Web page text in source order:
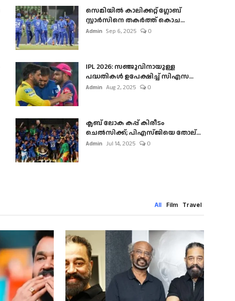
സെമിയിൽ കാലിക്കറ്റ് ഗ്ലോബ്
സ്റ്റാർസിനെ തകർത്ത് കൊച...
Admin Sep 6, 2025 0
IPL 2026: സഞ്ജുവിനായുള്ള
പദ്ധതികൾ ഉപേക്ഷിച്ച് സിഎസ...
Admin Aug 2, 2025 0
ക്ലബ് ലോക കപ്പ് കിരീടം
ചെല്‍സിക്ക്; പിഎസ്ജിയെ തോല്...
Admin Jul 14, 2025 0
All Film Travel